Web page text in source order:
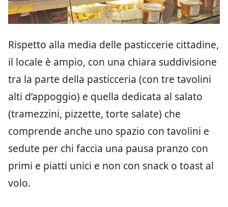
Rispetto alla media delle pasticcerie cittadine,
il locale è ampio, con una chiara suddivisione
tra la parte della pasticceria (con tre tavolini
alti d’appoggio) e quella dedicata al salato
(tramezzini, pizzette, torte salate) che
comprende anche uno spazio con tavolini e
sedute per chi faccia una pausa pranzo con
primi e piatti unici e non con snack o toast al
volo.